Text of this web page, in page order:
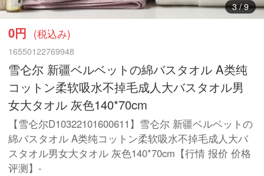
3/9
0円 (税込み)
16550122769948
雪仑尔 新疆ベルベットの綿バスタオル A类纯
コットン柔软吸水不掉毛成人大バスタオル男
女大タオル 灰色140*70cm
【雪仑尔D10322101600611】雪仑尔 新疆ベルベットの
綿バスタオル A类纯コットン柔软吸水不掉毛成人大バ
スタオル男女大タオル 灰色140*70cm【行情 报价 价格
评测】-